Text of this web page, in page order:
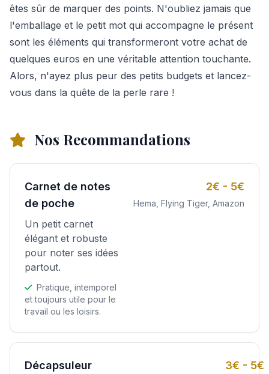
êtes sûr de marquer des points. N'oubliez jamais que
l'emballage et le petit mot qui accompagne le présent
sont les éléments qui transformeront votre achat de
quelques euros en une véritable attention touchante.
Alors, n'ayez plus peur des petits budgets et lancez-
vous dans la quête de la perle rare !
Nos Recommandations
Carnet de notes
de poche
Un petit carnet
élégant et robuste
pour noter ses idées
partout.
Pratique, intemporel
et toujours utile pour le
travail ou les loisirs.
2€ - 5€
Hema, Flying Tiger, Amazon
Décapsuleur
3€ - 5€